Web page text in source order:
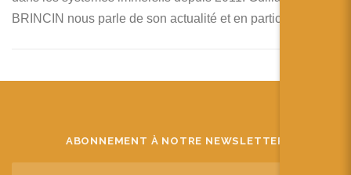
BRINCIN nous parle de son actualité et en particulier de …
ABONNEMENT À NOTRE NEWSLETTER